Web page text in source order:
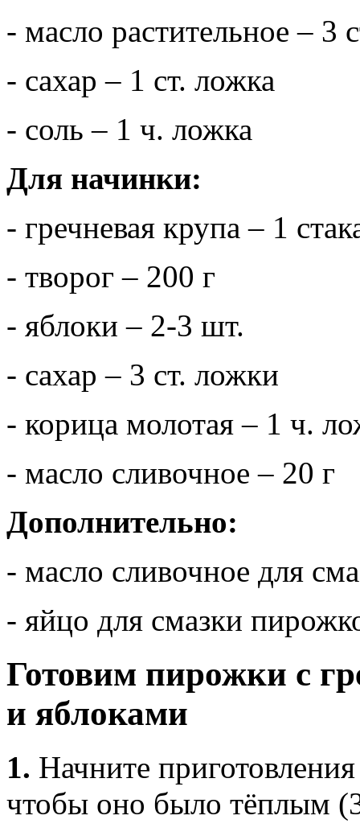
- масло растительное – 3
- сахар – 1 ст. ложка
- соль – 1 ч. ложка
Для начинки:
- гречневая крупа – 1
- творог – 200 г
- яблоки – 2-3 шт.
- сахар – 3 ст. ложки
- корица молотая – 1 ч.
- масло сливочное – 20 г
Дополнительно:
- масло сливочное для
- яйцо для смазки
Готовим пирожки с
и яблоками
1. Начните
чтобы оно было тёплым